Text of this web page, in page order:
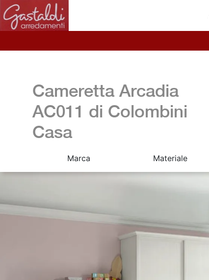
Cameretta Arcadia
AC011 di Colombini
Casa
Marca Materiale